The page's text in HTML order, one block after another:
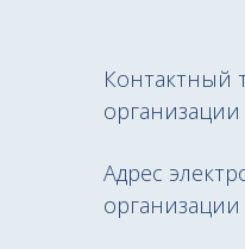
Контактный
организации
Адрес
организации